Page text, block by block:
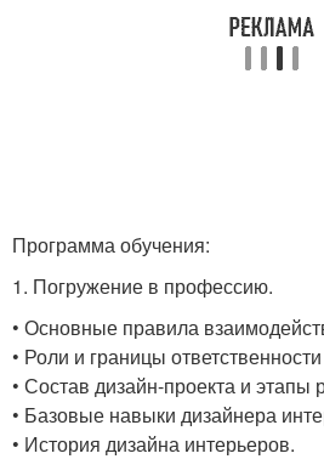
Программа обучения:
1. Погружение в профессию.
• Основные правила
• Роли и границы
• Состав дизайн-проекта и этапы
• Базовые навыки дизайнера
• История дизайна интерьеров.